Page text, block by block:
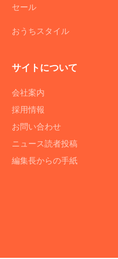
セール
おうちスタイル
サイトについて
会社案内
採用情報
お問い合わせ
ニュース読者投稿
編集長からの手紙